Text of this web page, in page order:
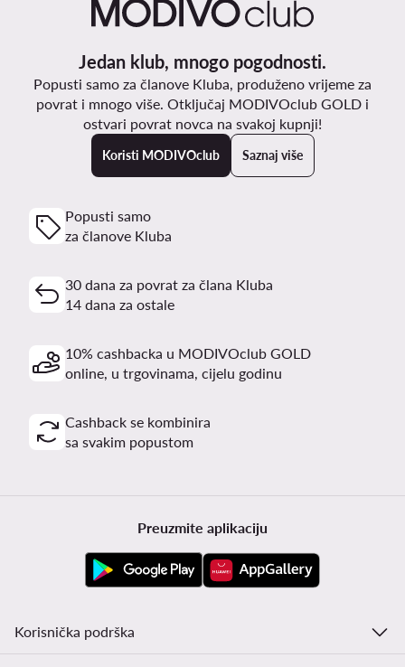
Jedan klub, mnogo pogodnosti.
Popusti samo za članove Kluba, produženo vrijeme za
povrat i mnogo više. Otključaj MODIVOclub GOLD i
ostvari povrat novca na svakoj kupnji!
Koristi MODIVOclub Saznaj više
Popusti samo
za članove Kluba
30 dana za povrat za člana Kluba
14 dana za ostale
10% cashbacka u MODIVOclub GOLD
online, u trgovinama, cijelu godinu
Cashback se kombinira
sa svakim popustom
Preuzmite aplikaciju
Korisnička podrška